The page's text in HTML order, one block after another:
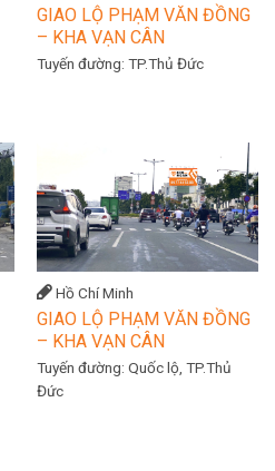
GIAO LỘ PHẠM VĂN ĐỒNG
– KHA VẠN CÂN
Tuyến đường: TP.Thủ Đức
Hồ Chí Minh
GIAO LỘ PHẠM VĂN ĐỒNG
– KHA VẠN CÂN
Tuyến đường: Quốc lộ, TP.Thủ
Đức